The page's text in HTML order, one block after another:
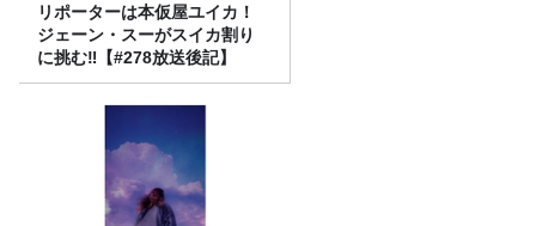
リポーターは本仮屋ユイカ！
ジェーン・スーがスイカ割り
に挑む‼【#278放送後記】